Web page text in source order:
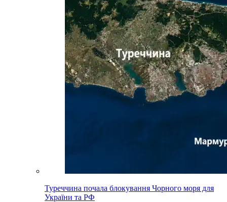
Туреччина почала блокування Чорного моря для
України та РФ